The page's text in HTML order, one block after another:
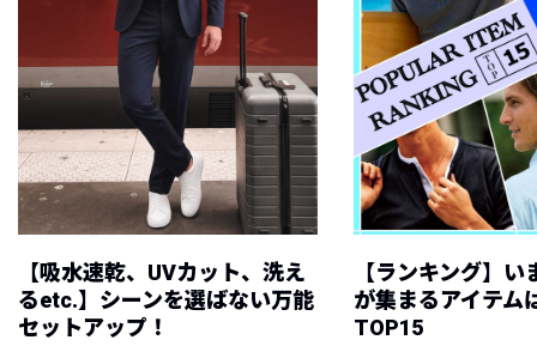
【吸水速乾、UVカット、洗え
るetc.】シーンを選ばない万能
セットアップ！
【ランキング】
が集まるアイテム
TOP15